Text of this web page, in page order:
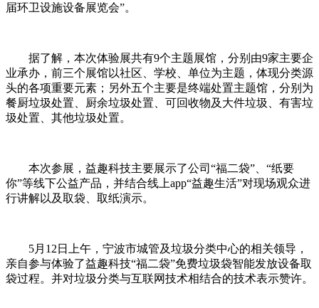
届环卫设施设备展览会”。
据了解，本次体验展共有9个主题展馆，分别由9家主要企
业承办，前三个展馆以社区、学校、单位为主题，体现分类源
头的各项重要元素；另外五个主要是终端处置主题馆，分别为
餐厨垃圾处置、厨余垃圾处置、可回收物及大件垃圾、有害垃
圾处置、其他垃圾处置。
本次参展，益趣科技主要展示了公司“福二袋”、“纸要
你”等线下公益产品，并结合线上app“益趣生活”对现场观众进
行讲解以及取袋、取纸演示。
5月12日上午，宁波市城管及垃圾分类中心的相关领导，
亲自参与体验了益趣科技“福二袋”免费垃圾袋智能发放设备取
袋过程。并对垃圾分类与互联网技术相结合的技术表示赞许。